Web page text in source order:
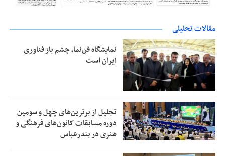
مقالات تحلیلی
نمایشگاه فن‌نما، چشم باز فناوری
ایران است
تجلیل از بر‌ترین‌های چهل و سومین
دوره مسابقات کانون‌های فرهنگی و
هنری در بندرعباس